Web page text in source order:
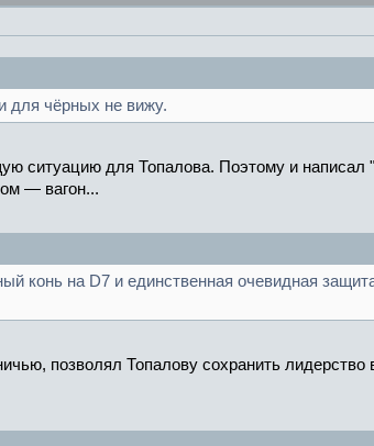
для чёрных не вижу.
ситуацию для Топалова. Поэтому и написал
— вагон...
конь на D7 и единственная очевидная
позволял Топалову сохранить